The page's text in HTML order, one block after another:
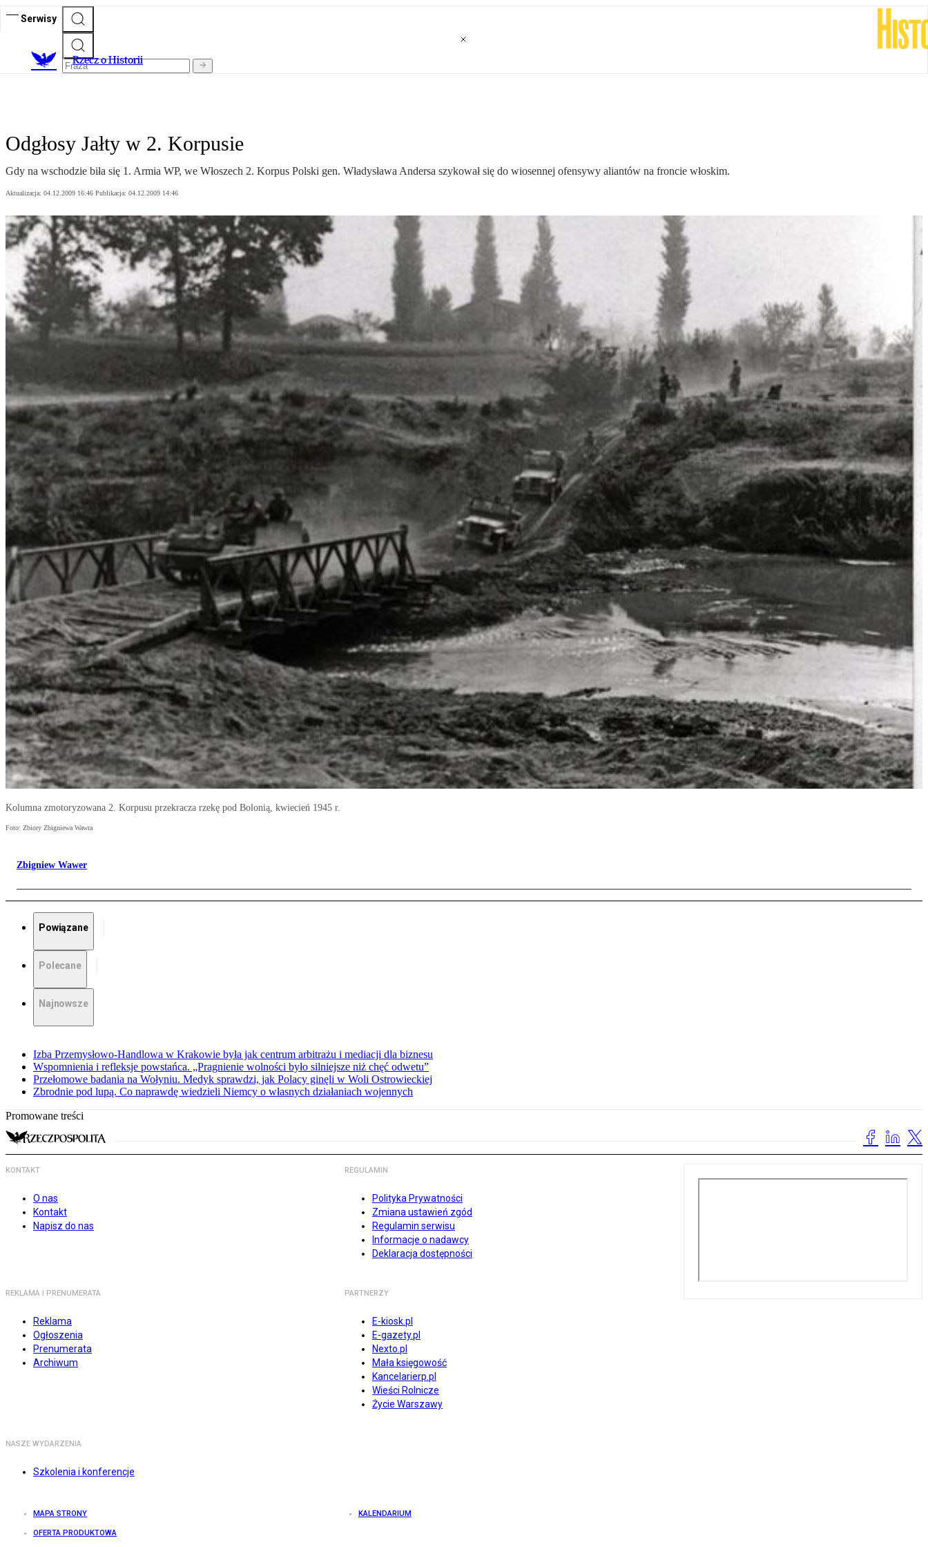
Serwisy
Rzecz o Historii
Odgłosy Jałty w 2. Korpusie
Gdy na wschodzie biła się 1. Armia WP, we Włoszech 2. Korpus Polski gen. Władysława Andersa szykował się do wiosennej ofensywy aliantów na froncie włoskim.
Aktualizacja: 04.12.2009 16:46 Publikacja: 04.12.2009 14:46
Kolumna zmotoryzowana 2. Korpusu przekracza rzekę pod Bolonią, kwiecień 1945 r.
Foto: Zbiory Zbigniewa Wawra
Zbigniew Wawer
Powiązane
Polecane
Najnowsze
Izba Przemysłowo-Handlowa w Krakowie była jak centrum arbitrażu i mediacji dla biznesu
Wspomnienia i refleksje powstańca. „Pragnienie wolności było silniejsze niż chęć odwetu”
Przełomowe badania na Wołyniu. Medyk sprawdzi, jak Polacy ginęli w Woli Ostrowieckiej
Zbrodnie pod lupą. Co naprawdę wiedzieli Niemcy o własnych działaniach wojennych
Promowane treści
KONTAKT
O nas
Kontakt
Napisz do nas
REGULAMIN
Polityka Prywatności
Zmiana ustawień zgód
Regulamin serwisu
Informacje o nadawcy
Deklaracja dostępności
REKLAMA I PRENUMERATA
Reklama
Ogłoszenia
Prenumerata
Archiwum
PARTNERZY
E-kiosk.pl
E-gazety.pl
Nexto.pl
Mała księgowość
Kancelarierp.pl
Wieści Rolnicze
Życie Warszawy
NASZE WYDARZENIA
Szkolenia i konferencje
MAPA STRONY KALENDARIUM
OFERTA PRODUKTOWA